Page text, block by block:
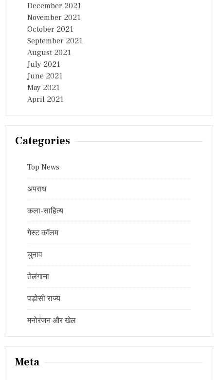
December 2021
November 2021
October 2021
September 2021
August 2021
July 2021
June 2021
May 2021
April 2021
Categories
Top News
अपराध
कला-साहित्य
गेस्ट कॉलम
चुनाव
तेलंगाना
पड़ोसी राज्य
मनोरंजन और खेल
Meta